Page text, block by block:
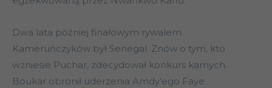
Dwa lata później finałowym rywalem
Kameruńczyków był Senegal. Znów o tym, kto
wzniesie Puchar, zdecydował konkurs karnych.
Boukar obronił uderzenia Amdy’ego Faye